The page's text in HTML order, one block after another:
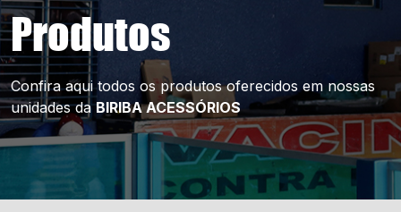
Produtos
Confira aqui todos os produtos oferecidos em nossas
unidades daBIRIBA ACESSÓRIOS